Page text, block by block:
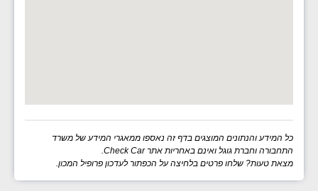
כל המידע והנתונים המוצגים בדף זה נאספו ממאגרי המידע של משרד
התחבורה וחברת גוגל ואינם באחריות אתר Check Car.
מצאת טעות? שלחו פרטים בלחיצה על הכפתור לעדכון פרופיל המכון.